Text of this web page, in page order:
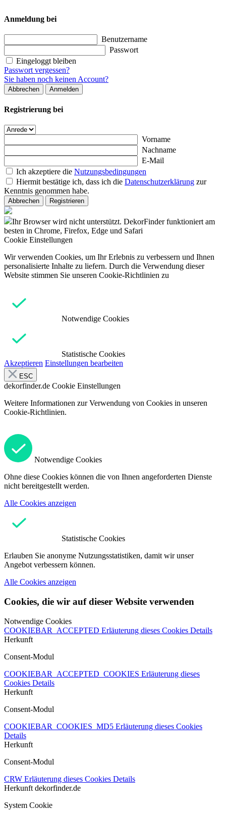
Anmeldung bei
Benutzername
Passwort
Eingeloggt bleiben
Passwort vergessen?
Sie haben noch keinen Account?
Abbrechen Anmelden
Registrierung bei
Vorname
Nachname
E-Mail
Ich akzeptiere die Nutzungsbedingungen
Hiermit bestätige ich, dass ich die Datenschutzerklärung zur
Kenntnis genommen habe.
Abbrechen Registrieren
Ihr Browser wird nicht unterstützt. DekorFinder funktioniert am
besten in Chrome, Firefox, Edge und Safari
Cookie Einstellungen
Wir verwenden Cookies, um Ihr Erlebnis zu verbessern und Ihnen
personalisierte Inhalte zu liefern. Durch die Verwendung dieser
Website stimmen Sie unseren Cookie-Richtlinien zu
Notwendige Cookies
Statistische Cookies
Akzeptieren Einstellungen bearbeiten
ESC
dekorfinder.de Cookie Einstellungen
Weitere Informationen zur Verwendung von Cookies in unseren
Cookie-Richtlinien.
Notwendige Cookies
Ohne diese Cookies können die von Ihnen angeforderten Dienste
nicht bereitgestellt werden.
Alle Cookies anzeigen
Statistische Cookies
Erlauben Sie anonyme Nutzungsstatistiken, damit wir unser
Angebot verbessern können.
Alle Cookies anzeigen
Cookies, die wir auf dieser Website verwenden
Notwendige Cookies
COOKIEBAR_ACCEPTED Erläuterung dieses Cookies Details
Herkunft
Consent-Modul
COOKIEBAR_ACCEPTED_COOKIES Erläuterung dieses
Cookies Details
Herkunft
Consent-Modul
COOKIEBAR_COOKIES_MD5 Erläuterung dieses Cookies
Details
Herkunft
Consent-Modul
CRW Erläuterung dieses Cookies Details
Herkunft dekorfinder.de
System Cookie